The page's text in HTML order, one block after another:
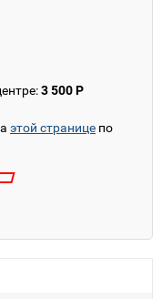
3 500 Р
этой странице по